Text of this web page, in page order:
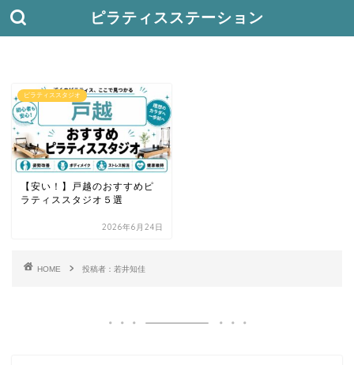
ピラティスステーション
ピラティススタジオ
【安い！】戸越のおすすめピ
ラティススタジオ５選
2026年6月24日
HOME 投稿者：若井知佳